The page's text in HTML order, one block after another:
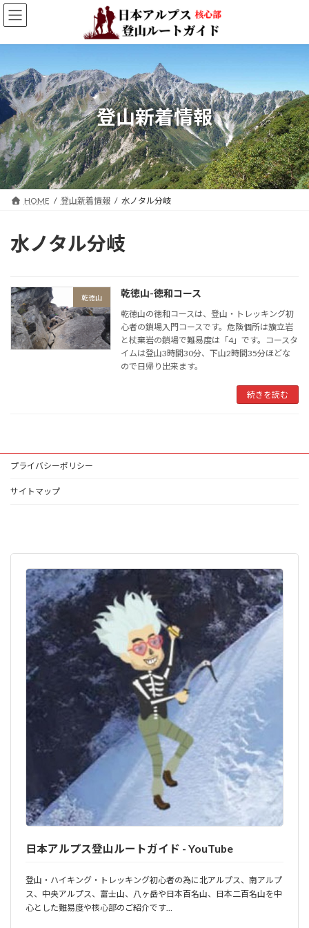
コ
ン
ン
へ
ス
キ
ッ
プ
ナ
ビ
ー
ョ
ン
に
移
動
登山新着情報
HOME 登山新着情報 水ノタル分岐
水ノタル分岐
乾徳山 乾徳山-徳和コース
乾徳山の徳和コースは、登山・トレッキング初
心者の鎖場入門コースです。危険個所は籏立岩
と杖棄岩の鎖場で難易度は「4」です。コースタ
イムは登山3時間30分、下山2時間35分ほどな
ので日帰り出来ます。
続きを読む
プライバシーポリシー
サイトマップ
日本アルプス登山ルートガイド - YouTube
登山・ハイキング・トレッキング初心者の為に北アルプス、南アルプ
ス、中央アルプス、富士山、八ヶ岳や日本百名山、日本二百名山を中
心とした難易度や核心部のご紹介です…